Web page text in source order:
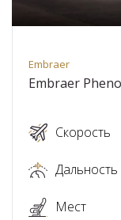
Embraer
Embraer
Скорость
Дальность
Мест